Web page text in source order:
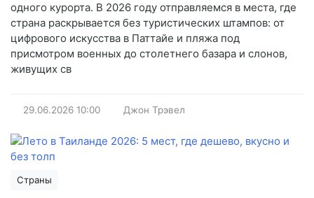
одного курорта. В 2026 году отправляемся в места, где
страна раскрывается без туристических штампов: от
цифрового искусства в Паттайе и пляжа под
присмотром военных до столетнего базара и слонов,
живущих св
29.06.2026 10:00 Джон Трэвел
Страны